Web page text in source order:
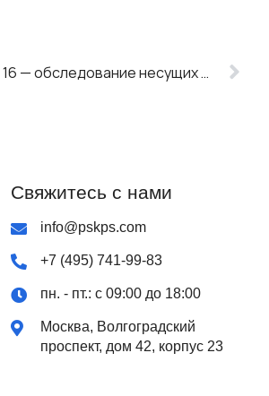
ФГУП НИИР (НИИ Радио), Москва, ул. Казакова, д. 16 — обследование несущих конструкций
Свяжитесь с нами
info@pskps.com
+7 (495) 741-99-83
пн. - пт.: с 09:00 до 18:00
Москва, Волгоградский
проспект, дом 42, корпус 23